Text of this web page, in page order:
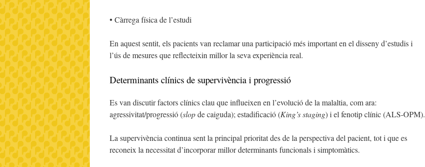
• Càrrega física de l’estudi
En aquest sentit, els pacients van reclamar una participació més important en el disseny d’estudis i
l’ús de mesures que reflecteixin millor la seva experiència real.
Determinants clínics de supervivència i progressió
Es van discutir factors clínics clau que influeixen en l’evolució de la malaltia, com ara:
agressivitat/progressió (slopde caiguda); estadificació (King’s staging) i el fenotip clínic (ALS-OPM).
La supervivència continua sent la principal prioritat des de la perspectiva del pacient, tot i que es
reconeix la necessitat d’incorporar millor determinants funcionals i simptomàtics.